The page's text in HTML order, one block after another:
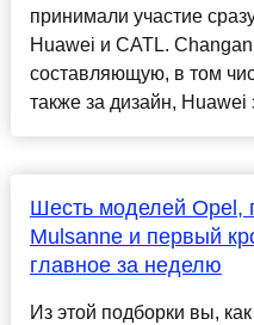
принимали участие
Huawei и CATL.
составляющую, в том
также за дизайн, Huawei
Шесть моделей Opel,
Mulsanne и первый
главное за неделю
Из этой подборки вы,